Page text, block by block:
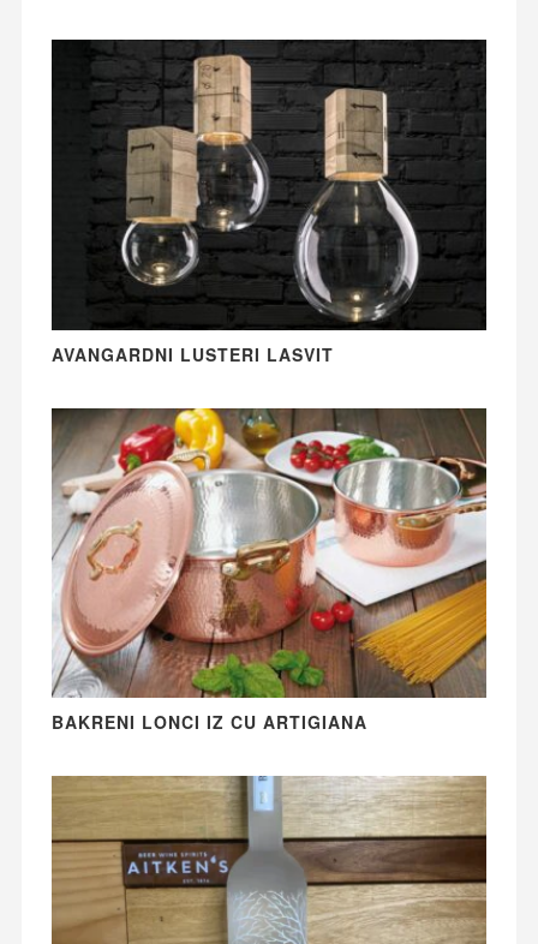
AVANGARDNI LUSTERI LASVIT
BAKRENI LONCI IZ CU ARTIGIANA